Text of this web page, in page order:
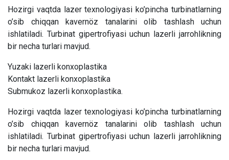
Hozirgi vaqtda lazer texnologiyasi ko’pincha turbinatlarning
o’sib chiqqan kavernöz tanalarini olib tashlash uchun
ishlatiladi. Turbinat gipertrofiyasi uchun lazerli jarrohlikning
bir necha turlari mavjud.
Yuzaki lazerli konxoplastika
Kontakt lazerli konxoplastika
Submukoz lazerli konxoplastika.
Hozirgi vaqtda lazer texnologiyasi ko’pincha turbinatlarning
o’sib chiqqan kavernöz tanalarini olib tashlash uchun
ishlatiladi. Turbinat gipertrofiyasi uchun lazerli jarrohlikning
bir necha turlari mavjud.
Umumiy chatimizga yozing
Mutaxassislar